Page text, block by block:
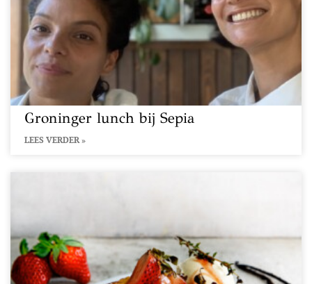
Groninger lunch bij Sepia
LEES VERDER »